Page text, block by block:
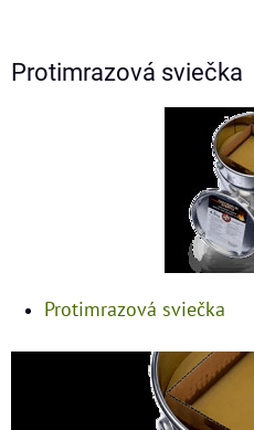
Protimrazová sviečka
Protimrazová sviečka